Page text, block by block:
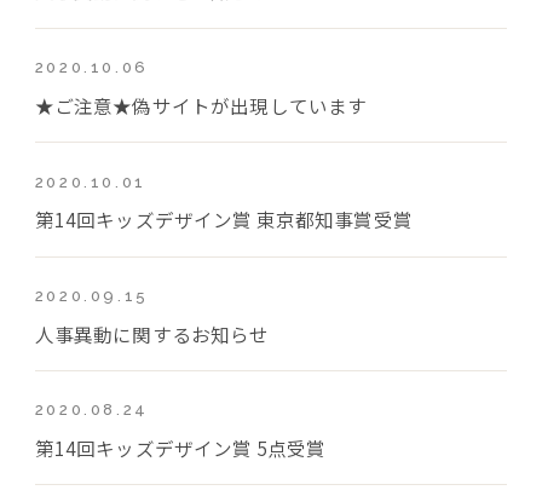
2020.10.06
★ご注意★偽サイトが出現しています
2020.10.01
第14回キッズデザイン賞 東京都知事賞受賞
2020.09.15
人事異動に関するお知らせ
2020.08.24
第14回キッズデザイン賞 5点受賞